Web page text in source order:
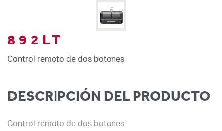
892LT
Control remoto de dos botones
DESCRIPCIÓN DEL PRODUCTO
Control remoto de dos botones